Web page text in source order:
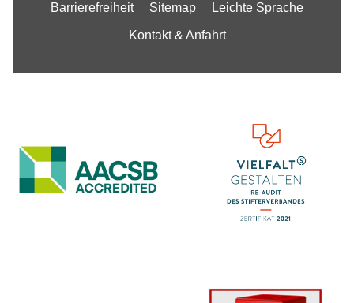
Barrierefreiheit Sitemap Leichte Sprache
Kontakt & Anfahrt